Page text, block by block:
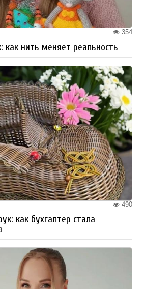
354
как нить меняет реальность
490
как бухгалтер стала